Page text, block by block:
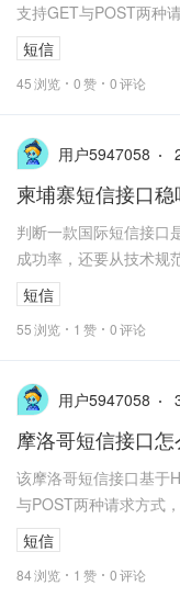
支持GET与POST两种
码统一为UTF-8，可支
使用POST方式提交...
短信
45浏览 0赞 0评论
用户5947058
柬埔寨短信接口稳
判断一款国际短信接口
成功率，还要从技术规
综合评估。
短信
55浏览 1 赞 0评论
用户5947058
摩洛哥短信接口怎
该摩洛哥短信接口基于
与POST两种请求方式
码，可满足全天候发送
JSON响应格式，便于...
短信
84浏览 1 赞 0评论